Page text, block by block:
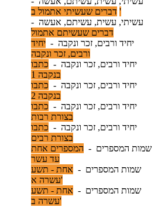
דברים שעשיתי אתמול ב'
עשיתי, עשית, עשיתם, אעשה -
דברים שעשיתם אתמול
יחיד ורבים, זכר ונקבה - יחיד
ורבים, זכר ונקבה
יחיד ורבים, זכר ונקבה - כתבו
בנקבה 1
יחיד ורבים, זכר ונקבה - כתבו
בנקבה 2
יחיד ורבים, זכר ונקבה - כתבו
בצורת רבות
יחיד ורבים, זכר ונקבה - כתבו
בצורת רבים
שמות המספרים - המספרים אחת
עד עשר
שמות המספרים - אחת - תשע
עשרה א'
שמות המספרים - אחת - תשע
עשרה ב'